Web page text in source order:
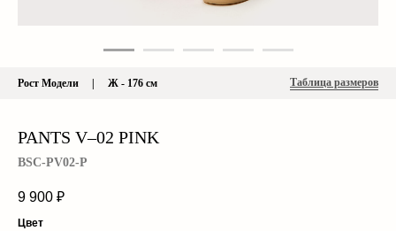
PANTS V–02 PINK
BSC-PV02-P
9 900 ₽
Цвет
Рост Модели | Ж - 176 см Таблица размеров